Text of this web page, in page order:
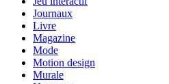
Journaux
Livre
Magazine
Mode
Motion design
Murale